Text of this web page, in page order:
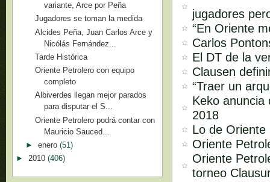
jugadores
“En Oriente
Carlos
El DT de la
Clausen
“Traer un
Keko anuncia
2018
Lo de
Oriente
Oriente
torneo
variante, Arce por Peña
Jugadores se toman la medida
Alcides Peña, Juan Carlos Arce y
Nicólás Fernández...
Tarde Histórica
Oriente Petrolero con equipo
completo
Albiverdes llegan mejor parados
para disputar el S...
Oriente Petrolero podrá contar con
Mauricio Sauced...
► enero (51)
► 2010 (406)